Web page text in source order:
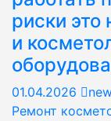
риски это
и
01.04.2026
Ремонт